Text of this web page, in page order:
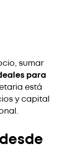
sumar
para
está
y capital